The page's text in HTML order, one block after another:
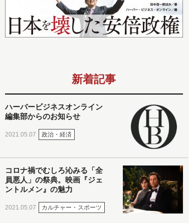
新着記事
ハーバービジネスオンライン
編集部からのお知らせ
2021.05.07 政治・経済
コロナ禍でむしろ沁みる「全
員悪人」の祭典。映画『ジェ
ントルメン』の魅力
2021.05.07 カルチャー・スポーツ